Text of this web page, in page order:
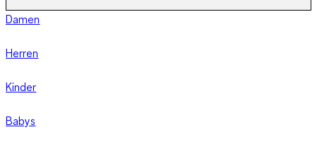
Damen
Herren
Kinder
Babys